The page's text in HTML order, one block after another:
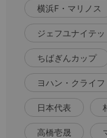
横浜F・マリノス
ジェフユナイテ
ちばぎんカップ
ヨハン・クライフ
日本代表
高橋壱晟